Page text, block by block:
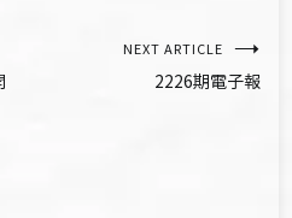
NEXT ARTICLE
2226期電子報